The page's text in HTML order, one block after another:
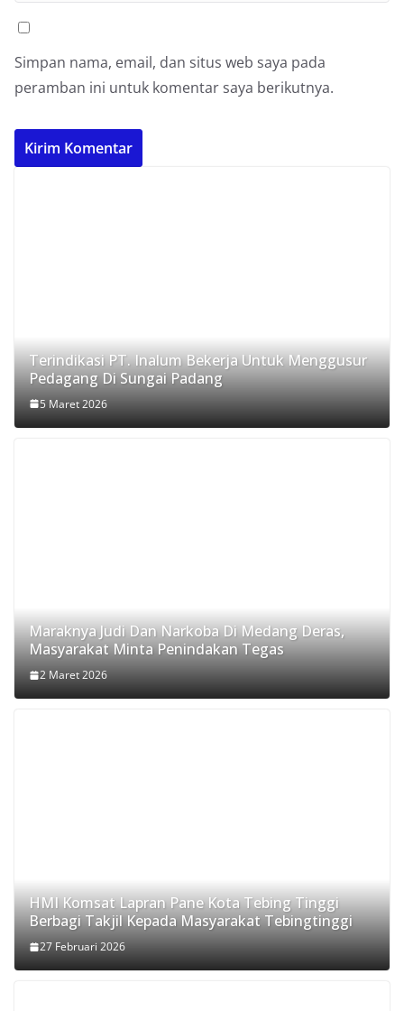
Simpan nama, email, dan situs web saya pada
peramban ini untuk komentar saya berikutnya.
Terindikasi PT. Inalum Bekerja Untuk Menggusur
Pedagang Di Sungai Padang
5 Maret 2026
Maraknya Judi Dan Narkoba Di Medang Deras,
Masyarakat Minta Penindakan Tegas
2 Maret 2026
HMI Komsat Lapran Pane Kota Tebing Tinggi
Berbagi Takjil Kepada Masyarakat Tebingtinggi
27 Februari 2026